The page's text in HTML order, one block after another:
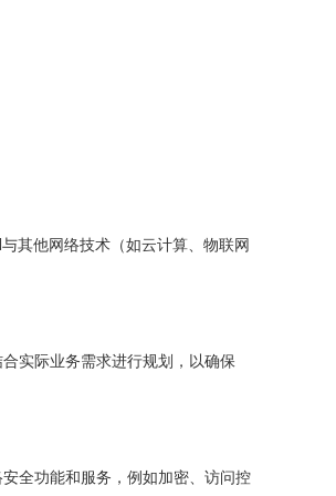
其他网络技术（如云计算、物联网
实际业务需求进行规划，以确保
全功能和服务，例如加密、访问控